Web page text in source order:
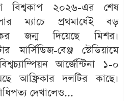
বিশ্বকাপ ২০২৬-এর শেষ
ম্যাচে প্রথমার্ধেই বড়
জন্ম দিয়েছে মিশর।
মার্সিডিজ-বেঞ্জ স্টেডিয়ামে
আর্জেন্টিনা ১-০
আফ্রিকার দলটির কাছে।
দেখালেও...